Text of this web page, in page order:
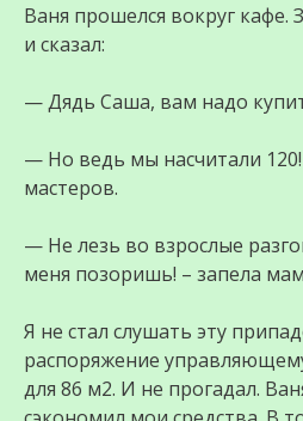
Ваня прошелся вокруг
и сказал:
— Дядь Саша, вам надо
— Но ведь мы насчитали
мастеров.
— Не лезь во взрослые
меня позоришь! – запела
Я не стал слушать эту
распоряжение
для 86 м2. И не прогадал.